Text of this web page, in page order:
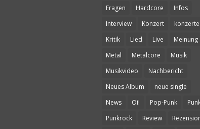
Fragen
Hardcore
Infos
Interview
Konzert
konzerte
Kritik
Lied Live
Meinung
Metal
Metalcore
Musik
Musikvideo
Nachbericht
Neues Album
neue single
News
Oi! Pop-Punk
Punkrock
Review